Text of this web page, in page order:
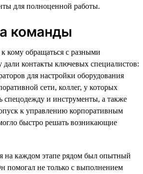
для полноценной работы.
команды
кому обращаться с разными
дали контакты ключевых специалистов:
для настройки оборудования
сети, коллег, у которых
и инструменты, а также
к управлению корпоративным
быстро решать возникающие
на каждом этапе рядом был опытный
помогал не только с выполнением